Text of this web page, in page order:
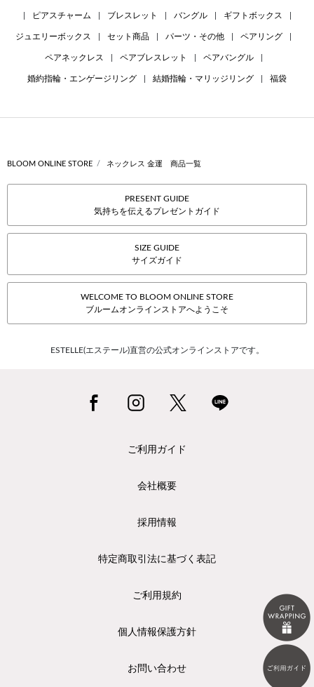
ピアスチャーム ブレスレット バングル ギフトボックス
ジュエリーボックス セット商品 パーツ・その他 ペアリング
ペアネックレス ペアブレスレット ペアバングル
婚約指輪・エンゲージリング 結婚指輪・マリッジリング 福袋
BLOOM ONLINE STORE ネックレス 金運 商品一覧
PRESENT GUIDE
気持ちを伝えるプレゼントガイド
SIZE GUIDE
サイズガイド
WELCOME TO BLOOM ONLINE STORE
ブルームオンラインストアへようこそ
ESTELLE(エステール)直営の公式オンラインストアです。
ご利用ガイド
会社概要
採用情報
特定商取引法に基づく表記
ご利用規約
個人情報保護方針
お問い合わせ